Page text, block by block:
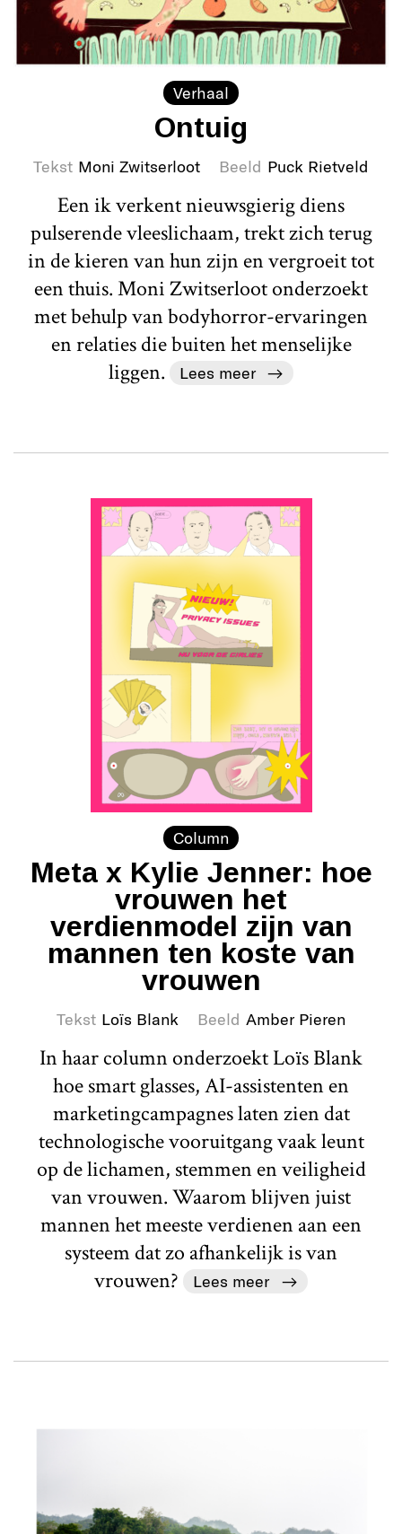
Verhaal
Ontuig
Tekst Moni Zwitserloot Beeld Puck Rietveld
Een ik verkent nieuwsgierig diens
pulserende vleeslichaam, trekt zich terug
in de kieren van hun zijn en vergroeit tot
een thuis. Moni Zwitserloot onderzoekt
met behulp van bodyhorror-ervaringen
en relaties die buiten het menselijke
liggen.
Lees meer
Column
Meta x Kylie Jenner: hoe
vrouwen het
verdienmodel zijn van
mannen ten koste van
vrouwen
Tekst Loïs Blank Beeld Amber Pieren
In haar column onderzoekt Loïs Blank
hoe smart glasses, AI-assistenten en
marketingcampagnes laten zien dat
technologische vooruitgang vaak leunt
op de lichamen, stemmen en veiligheid
van vrouwen. Waarom blijven juist
mannen het meeste verdienen aan een
systeem dat zo afhankelijk is van
vrouwen?
Lees meer